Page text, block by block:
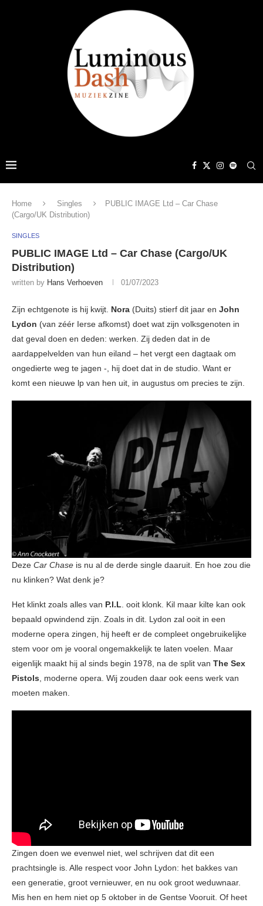
Home Singles
PUBLIC IMAGE Ltd – Car Chase
(Cargo/UK Distribution)
SINGLES
PUBLIC IMAGE Ltd – Car Chase (Cargo/UK
Distribution)
written by Hans Verhoeven 01/07/2023
Zijn echtgenote is hij kwijt. Nora (Duits) stierf dit jaar en John
Lydon (van zéér Ierse afkomst) doet wat zijn volksgenoten in
dat geval doen en deden: werken. Zij deden dat in de
aardappelvelden van hun eiland – het vergt een dagtaak om
ongedierte weg te jagen -, hij doet dat in de studio. Want er
komt een nieuwe lp van hen uit, in augustus om precies te zijn.
Deze Car Chase is nu al de derde single daaruit. En hoe zou die
nu klinken? Wat denk je?
Het klinkt zoals alles van P.I.L. ooit klonk. Kil maar kilte kan ook
bepaald opwindend zijn. Zoals in dit. Lydon zal ooit in een
moderne opera zingen, hij heeft er de compleet ongebruikelijke
stem voor om je vooral ongemakkelijk te laten voelen. Maar
eigenlijk maakt hij al sinds begin 1978, na de split van The Sex
Pistols, moderne opera. Wij zouden daar ook eens werk van
moeten maken.
Zingen doen we evenwel niet, wel schrijven dat dit een
prachtsingle is. Alle respect voor John Lydon: het bakkes van
een generatie, groot vernieuwer, en nu ook groot weduwnaar.
Mis hen en hem niet op 5 oktober in de Gentse Vooruit. Of heet